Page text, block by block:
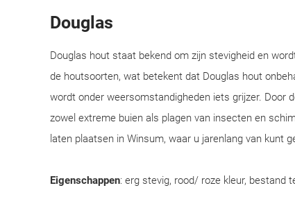
Douglas
Douglas hout staat bekend om zijn stevigheid en
de houtsoorten, wat betekent dat Douglas hout
wordt onder weersomstandigheden iets grijzer. Door
zowel extreme buien als plagen van insecten en
laten plaatsen in Winsum, waar u jarenlang van kunt
Eigenschappen: erg stevig, rood/ roze kleur, bestand